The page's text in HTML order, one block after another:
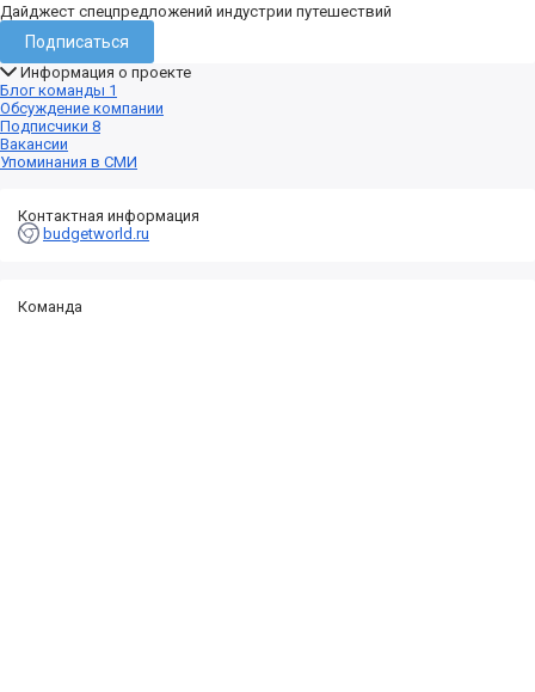
Дайджест спецпредложений индустрии путешествий
Подписаться
Информация о проекте
Блог команды 1
Обсуждение компании
Подписчики 8
Вакансии
Упоминания в СМИ
Контактная информация
budgetworld.ru
Команда